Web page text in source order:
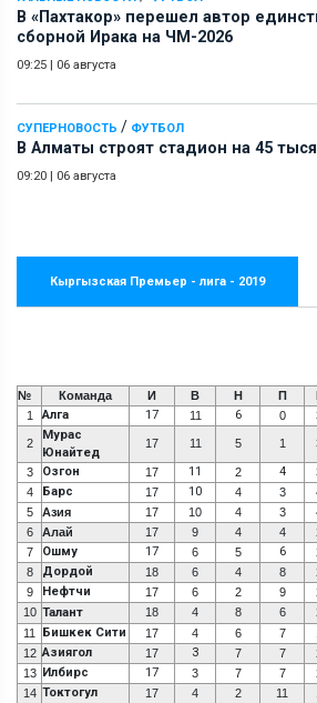
В «Пахтакор» перешел автор
сборной Ирака на ЧМ-2026
09:25 | 06 августа
СУПЕРНОВОСТЬ / ФУТБОЛ
В Алматы строят стадион на 45
09:20 | 06 августа
Кыргызская Премьер - лига - 2019
№ Команда И В Н П
1
Алга 17 11 6 0
2
Мурас
Юнайтед
17 11 5 1
3 Озгон 17 11 2 4
4 Барс 17 10 4 3
5 Азия 17 10 4 3
6
Алай 17 9 4 4
7
Ошму 17 6 5 6
8 Дордой 18 6 4 8
9 Нефтчи 17 6 2 9
10 Талант 18 4 8 6
11
Бишкек Сити 17 4 6 7
12 Азиягол 17 3 7 7
13 Илбирс 17 3 7 7
14 Токтогул 17 4 2 11